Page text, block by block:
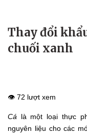
Thay đổi
chuối xanh
👁️ 72 lượt xem
Cá là một loại thực
nguyên liệu cho các